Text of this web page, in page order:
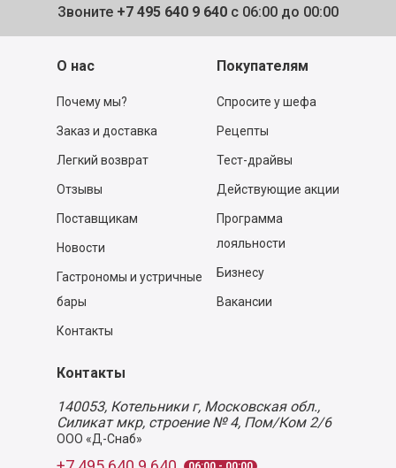
Звоните +7 495 640 9 640 с 06:00 до 00:00
О нас
Почему мы?
Заказ и доставка
Легкий возврат
Отзывы
Поставщикам
Новости
Гастрономы и устричные
бары
Контакты
Покупателям
Спросите у шефа
Рецепты
Тест-драйвы
Действующие акции
Программа
лояльности
Бизнесу
Вакансии
Контакты
140053, Котельники г, Московская обл.,
Силикат мкр, строение № 4, Пом/Ком 2/6
ООО «Д-Снаб»